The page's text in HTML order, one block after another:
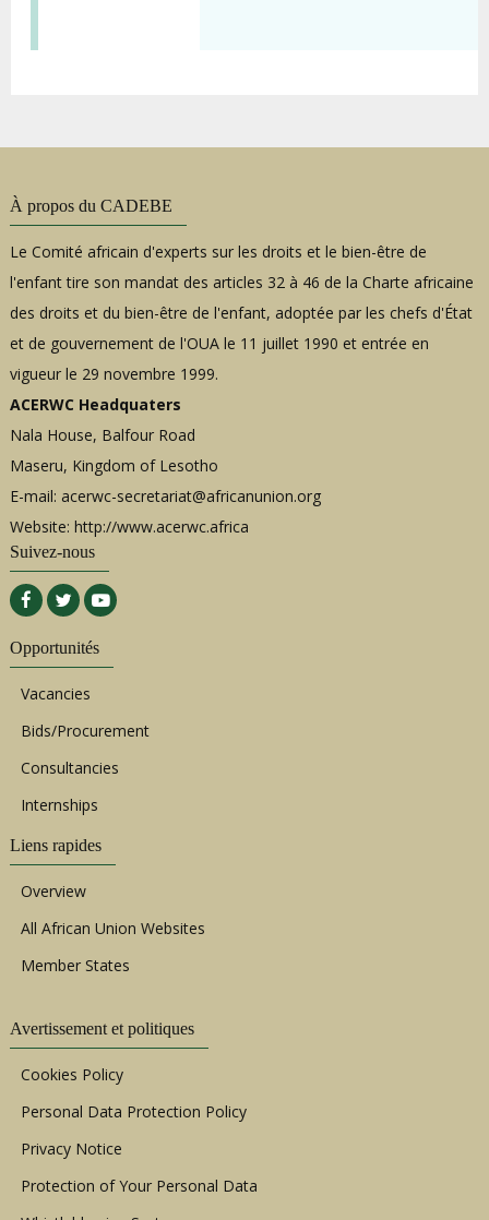
À propos du CADEBE
Le Comité africain d'experts sur les droits et le bien-être de
l'enfant tire son mandat des articles 32 à 46 de la Charte africaine
des droits et du bien-être de l'enfant, adoptée par les chefs d'État
et de gouvernement de l'OUA le 11 juillet 1990 et entrée en
vigueur le 29 novembre 1999.
ACERWC Headquaters
Nala House, Balfour Road
Maseru, Kingdom of Lesotho
E-mail: acerwc-secretariat@africanunion.org
Website: http://www.acerwc.africa
Suivez-nous
Opportunités
Vacancies
Bids/Procurement
Consultancies
Internships
Liens rapides
Overview
All African Union Websites
Member States
Avertissement et politiques
Cookies Policy
Personal Data Protection Policy
Privacy Notice
Protection of Your Personal Data